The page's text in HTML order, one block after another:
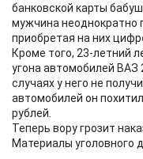
банковской карты
мужчина неоднократно
приобретая на них
Кроме того, 23-летний
угона автомобилей ВАЗ
случаях у него не
автомобилей он
рублей.
Теперь вору грозит
Материалы уголовного